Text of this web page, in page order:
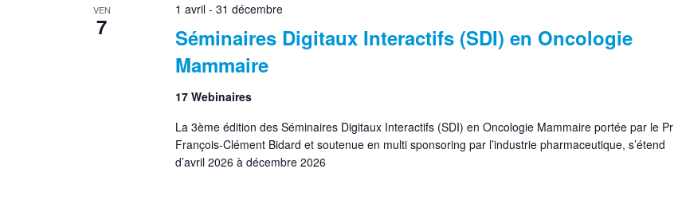
VEN
7
Séminaires Digitaux Interactifs (SDI) en Oncologie
Mammaire
1 avril- 31 décembre
17 Webinaires
La 3ème édition des Séminaires Digitaux Interactifs (SDI) en Oncologie Mammaire portée par le Pr
François-Clément Bidard et soutenue en multi sponsoring par l’industrie pharmaceutique, s’étend
d’avril 2026 à décembre 2026